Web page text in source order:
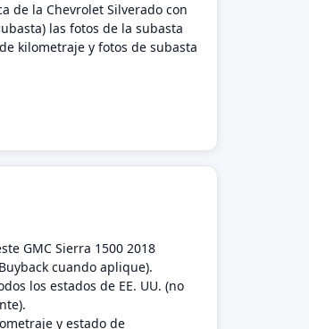
de la Chevrolet Silverado con
las fotos de la subasta
kilometraje y fotos de subasta
GMC Sierra 1500 2018
cuando aplique).
los estados de EE. UU. (no
y estado de